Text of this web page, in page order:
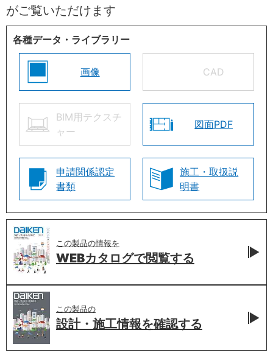
がご覧いただけます
各種データ・ライブラリー
画像 CAD
BIM用テクスチ
ャー
図面PDF
申請関係認定
書類
施工・取扱説
明書
この製品の情報を
WEBカタログで閲覧する
この製品の
設計・施工情報を確認する